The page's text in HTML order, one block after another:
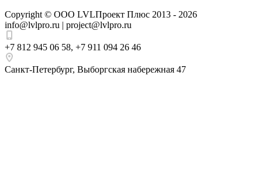
Copyright © ООО LVLПроект Плюс 2013 - 2026
info@lvlpro.ru | project@lvlpro.ru
+7 812 945 06 58, +7 911 094 26 46
Санкт-Петербург, Выборгская набережная 47